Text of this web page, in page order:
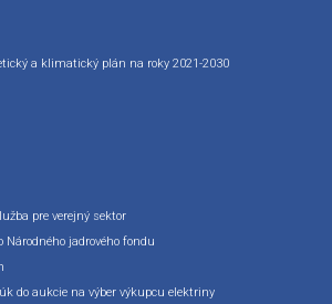
a klimatický plán na roky 2021-2030
pre verejný sektor
Národného jadrového fondu
do aukcie na výber výkupcu elektriny